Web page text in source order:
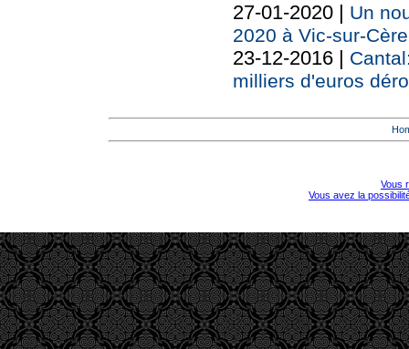
27-01-2020 |
Un
2020 à Vic-sur-
23-12-2016 |
milliers d'euros
Vous
Vous avez la